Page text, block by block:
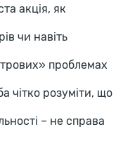
акція, як
чи навіть
проблемах
чітко розуміти, що
– не справа